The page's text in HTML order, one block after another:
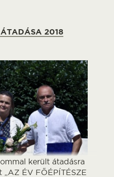
2018
került átadásra
ÉV FŐÉPÍTÉSZE